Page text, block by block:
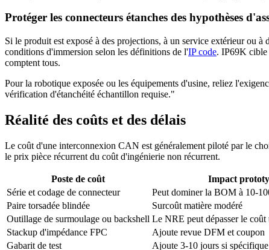
Protéger les connecteurs étanches des hypothèses
Si le produit est exposé à des projections, à un service extérieur ou
conditions d'immersion selon les définitions de l'IP code. IP69K cible
comptent tous.
Pour la robotique exposée ou les équipements d'usine, reliez
vérification d'étanchéité échantillon requise."
Réalité des coûts et des délais
Le coût d'une interconnexion CAN est généralement piloté par le
le prix pièce récurrent du coût d'ingénierie non récurrent.
Poste de coût Impact
Série et codage de connecteur
Peut dominer la BOM à 10-
Paire torsadée blindée
Surcoût matière modéré
Outillage de surmoulage ou backshell Le NRE peut dépasser le
Stackup d'impédance FPC
Ajoute revue DFM et coupon
Gabarit de test
Ajoute 3-10 jours si spécifique